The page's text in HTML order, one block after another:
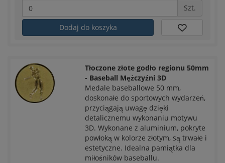
Szt.
Dodaj do koszyka
Tłoczone złote godło regionu 50mm
- Baseball Mężczyźni 3D
Medale baseballowe 50 mm,
doskonałe do sportowych wydarzeń,
przyciągają uwagę dzięki
detalicznemu wykonaniu motywu
3D. Wykonane z aluminium, pokryte
powłoką w kolorze złotym, są trwałe i
estetyczne. Idealna pamiątka dla
miłośników baseballu.